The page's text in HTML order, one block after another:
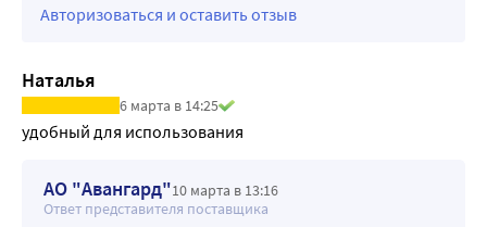
Авторизоваться и оставить отзыв
Наталья
6 марта в 14:25
удобный для использования
АО "Авангард"10 марта в 13:16
Ответ представителя поставщика